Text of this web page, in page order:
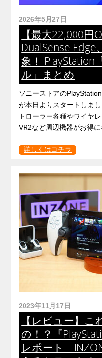
2026年5月27日
【最大22,000円
DualSense Edge
象！ PlayStation
ル」まとめ
ソニーストアの
が本日よりスタートしま
トローラー各種やワイヤ
VR2など周辺機器がお得
詳しくはコチラ
2023年11月17日
【レビュー】こ
の！？『
レポート